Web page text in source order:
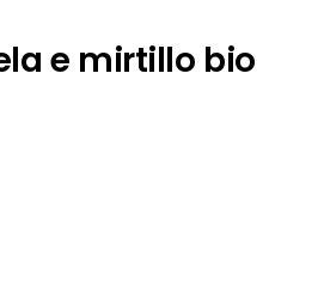
e mirtillo bio